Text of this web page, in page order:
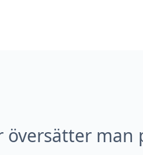
översätter man